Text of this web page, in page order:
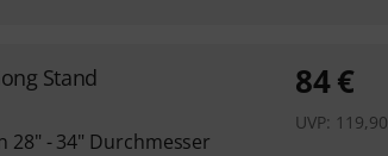
Stand
28" - 34" Durchmesser
84 €
UVP: 119,90